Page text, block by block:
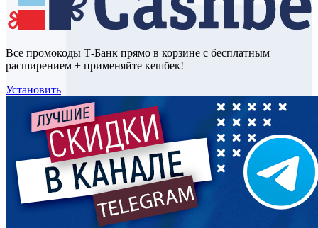
Все промокоды Т-Банк прямо в корзине с бесплатным
расширением + применяйте кешбек!
Установить